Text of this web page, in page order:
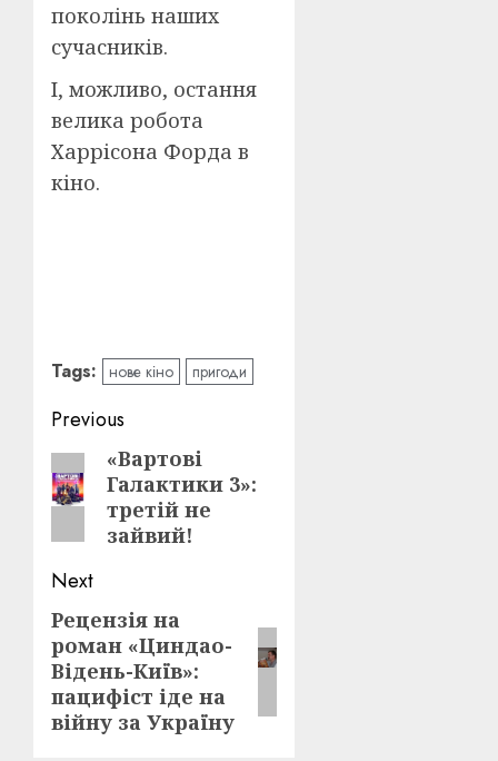
поколінь наших
сучасників.
І, можливо, остання
велика робота
Харрісона Форда в
кіно.
Tags: нове кіно пригоди
Post
navigation
Previous
Previous
post:
«Вартові
Галактики 3»:
третій не
зайвий!
Next
Next
post:
Рецензія на
роман «Циндао-
Відень-Київ»:
пацифіст іде на
війну за Україну